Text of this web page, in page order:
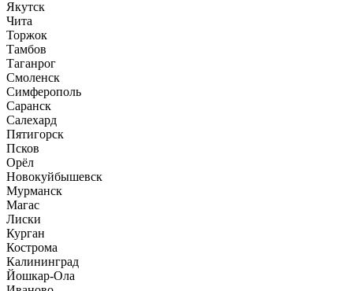
Якутск
Чита
Торжок
Тамбов
Таганрог
Смоленск
Симферополь
Саранск
Салехард
Пятигорск
Псков
Орёл
Новокуйбышевск
Мурманск
Магас
Лиски
Курган
Кострома
Калининград
Йошкар-Ола